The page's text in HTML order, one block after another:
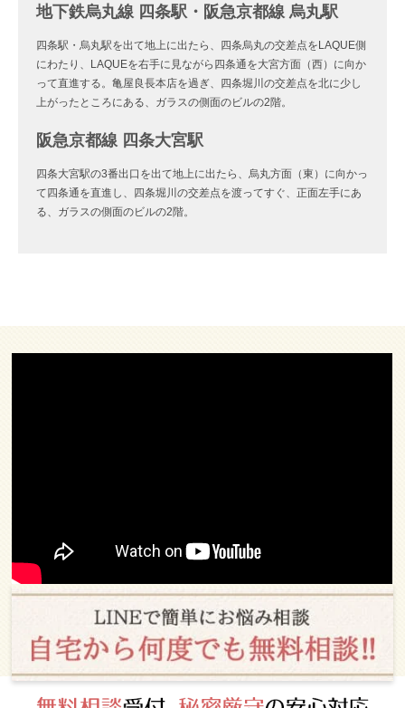
地下鉄烏丸線 四条駅・阪急京都線 烏丸駅
四条駅・烏丸駅を出て地上に出たら、四条烏丸の交差点をLAQUE側
にわたり、LAQUEを右手に見ながら四条通を大宮方面（西）に向か
って直進する。亀屋良長本店を過ぎ、四条堀川の交差点を北に少し
上がったところにある、ガラスの側面のビルの2階。
阪急京都線 四条大宮駅
四条大宮駅の3番出口を出て地上に出たら、烏丸方面（東）に向かっ
て四条通を直進し、四条堀川の交差点を渡ってすぐ、正面左手にあ
る、ガラスの側面のビルの2階。